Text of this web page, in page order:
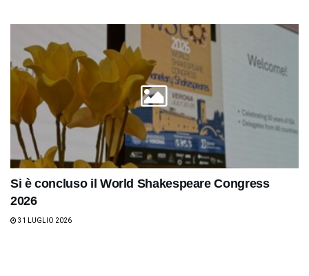
Si è concluso il World Shakespeare Congress
2026
31 LUGLIO 2026